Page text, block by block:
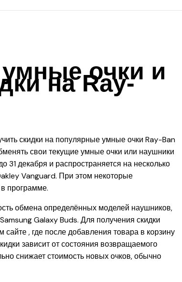
очки и
на Ray-
скидки на популярные умные очки Ray-Ban
свои текущие умные очки или наушники
31 декабря и распространяется на несколько
Vanguard. При этом некоторые
программе.
обмена определённых моделей наушников,
Galaxy Buds. Для получения скидки
, где после добавления товара в корзину
зависит от состояния возвращаемого
снижает стоимость новых очков, обычно